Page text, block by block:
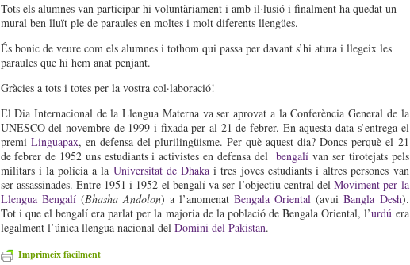
Tots els alumnes van participar-hi voluntàriament i amb il·lusió i finalment ha quedat un
mural ben lluït ple de paraules en moltes i molt diferents llengües.
És bonic de veure com els alumnes i tothom qui passa per davant s’hi atura i llegeix les
paraules que hi hem anat penjant.
Gràcies a tots i totes per la vostra col·laboració!
El Dia Internacional de la Llengua Materna va ser aprovat a la Conferència General de la
UNESCO del novembre de 1999 i fixada per al 21 de febrer. En aquesta data s’entrega el
premi Linguapax, en defensa del plurilingüisme. Per què aquest dia? Doncs perquè el 21
de febrer de 1952 uns estudiants i activistes en defensa delbengalí van ser tirotejats pels
militars i la policia a la Universitat de Dhaka i tres joves estudiants i altres persones van
ser assassinades. Entre 1951 i 1952 el bengalí va ser l’objectiu central delMoviment per la
Llengua Bengalí(Bhasha Andolon) a l’anomenatBengala Oriental (avuiBangla Desh).
Tot i que el bengalí era parlat per la majoria de la població de Bengala Oriental, l’urdú era
legalment l’única llengua nacional del Domini del Pakistan.
Imprimeix fàcilment